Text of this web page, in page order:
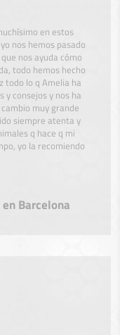
en estos
nos hemos pasado
nos ayuda cómo
todo hemos hecho
todo lo q Amelia ha
y consejos y nos ha
muy grande
siempre atenta y
q hace q mi
yo la recomiendo
Barcelona